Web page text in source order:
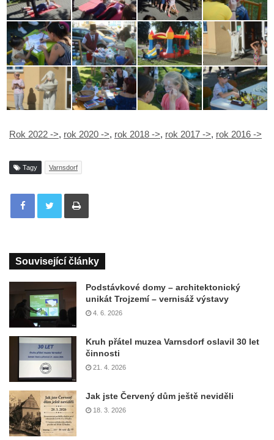
Rok 2022 ->, rok 2020 ->, rok 2018 ->, rok 2017 ->, rok 2016 ->
Tagy Varnsdorf
Tisknout
Související články
Podstávkové domy – architektonický
unikát Trojzemí – vernisáž výstavy
4. 6. 2026
Kruh přátel muzea Varnsdorf oslavil 30 let
činnosti
21. 4. 2026
Jak jste Červený dům ještě neviděli
18. 3. 2026